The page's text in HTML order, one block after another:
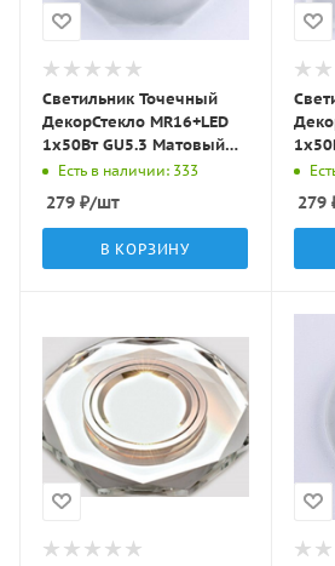
Светильник Точечный
ДекорСтекло MR16+LED
1х50Вт GU5.3 Матовый
D90х10мм IP20 D0801
Есть в наличии: 333
279 ₽/шт
В КОРЗИНУ
1х50Вт
279